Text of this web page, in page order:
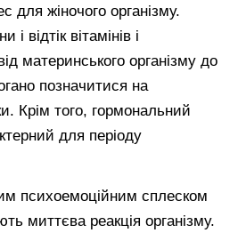
для жіночого організму.
і відтік вітамінів і
материнського організму до
позначитися на
Крім того, гормональний
для періоду
психоемоційним сплеском
миттєва реакція організму.